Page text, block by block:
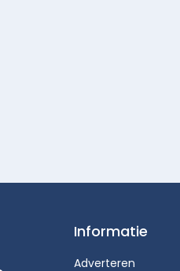
Informatie
Adverteren